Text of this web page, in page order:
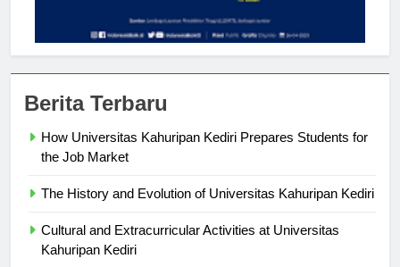
Berita Terbaru
How Universitas Kahuripan Kediri Prepares Students for
the Job Market
The History and Evolution of Universitas Kahuripan Kediri
Cultural and Extracurricular Activities at Universitas
Kahuripan Kediri